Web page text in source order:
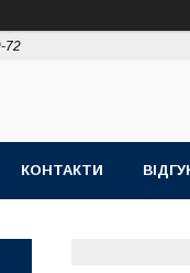
72
КОНТАКТИ